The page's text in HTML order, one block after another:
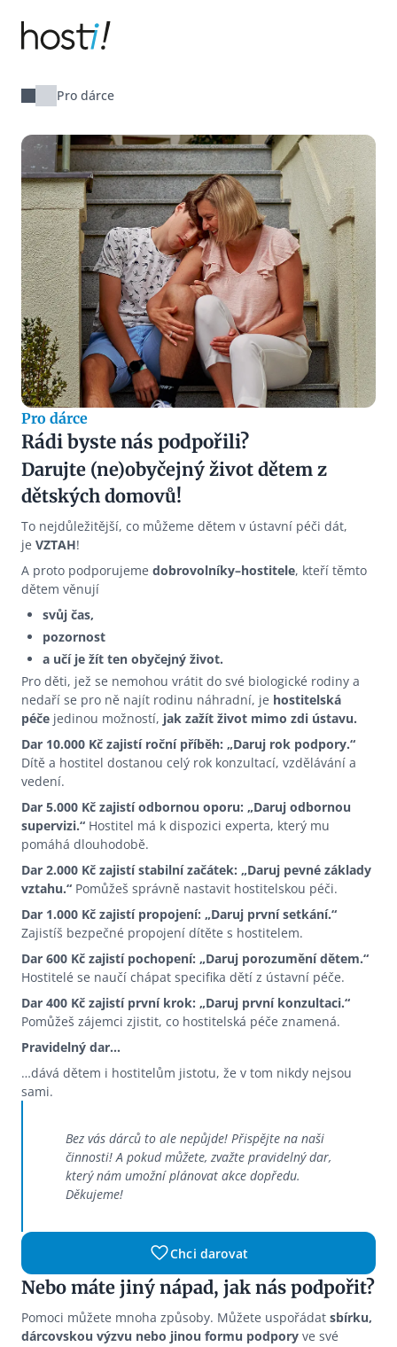
Hosti!
Pro dárce
Pro dárce
Rádi byste nás podpořili?
Darujte (ne)obyčejný život dětem z
dětských domovů!
To nejdůležitější, co můžeme dětem v ústavní péči dát,
je VZTAH!
A proto podporujeme dobrovolníky–hostitele, kteří těmto
dětem věnují
svůj čas,
pozornost
a učí je žít ten obyčejný život.
Pro děti, jež se nemohou vrátit do své biologické rodiny a
nedaří se pro ně najít rodinu náhradní, je hostitelská
péče jedinou možností, jak zažít život mimo zdi ústavu.
Dar 10.000 Kč zajistí roční příběh: „Daruj rok podpory.“
Dítě a hostitel dostanou celý rok konzultací, vzdělávání a
vedení.
Dar 5.000 Kč zajistí odbornou oporu: „Daruj odbornou
supervizi.“ Hostitel má k dispozici experta, který mu
pomáhá dlouhodobě.
Dar 2.000 Kč zajistí stabilní začátek: „Daruj pevné základy
vztahu.“ Pomůžeš správně nastavit hostitelskou péči.
Dar 1.000 Kč zajistí propojení: „Daruj první setkání.“
Zajistíš bezpečné propojení dítěte s hostitelem.
Dar 600 Kč zajistí pochopení: „Daruj porozumění dětem.“
Hostitelé se naučí chápat specifika dětí z ústavní péče.
Dar 400 Kč zajistí první krok: „Daruj první konzultaci.“
Pomůžeš zájemci zjistit, co hostitelská péče znamená.
Pravidelný dar…
…dává dětem i hostitelům jistotu, že v tom nikdy nejsou
sami.
Bez vás dárců to ale nepůjde! Přispějte na naši
činnosti! A pokud můžete, zvažte pravidelný dar,
který nám umožní plánovat akce dopředu.
Děkujeme!
Chci darovat
Nebo máte jiný nápad, jak nás podpořit?
Pomoci můžete mnoha způsoby. Můžete uspořádat sbírku,
dárcovskou výzvu nebo jinou formu podpory ve své